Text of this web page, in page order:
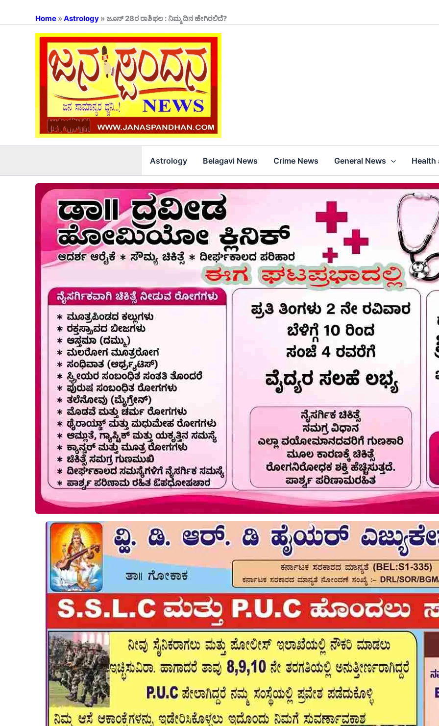
Home »Astrology »ಜೂನ್‌ 28ರ ರಾಶಿಫಲ : ನಿಮ್ಮ ದಿನ ಹೇಗಿರಲಿದೆ?
Astrology Belagavi News Crime News General News Health